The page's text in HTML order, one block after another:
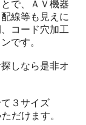
で、ＡＶ機器
線等も見えに
コード穴加工
です。
しなら是非オ
３サイズ
だけます。